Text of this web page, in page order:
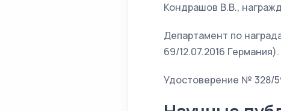
Кондрашов В.В.,
Департамент по
69/12.07.2016 Германия).
Удостоверение № 328/